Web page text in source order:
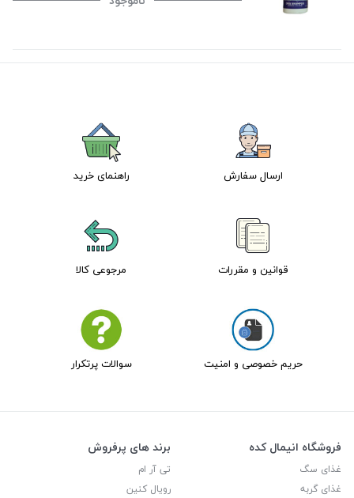
ارسال سفارش راهنمای خرید
قوانین و مقررات مرجوعی کالا
حریم خصوصی و امنیت سوالات پرتکرار
فروشگاه انیمال کده
غذای سگ
غذای گربه
برند های پرفروش
تی آر ام
رویال کنین